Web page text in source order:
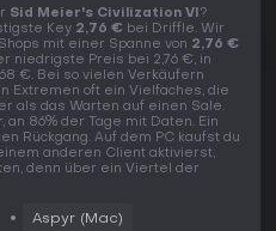
Sid Meier's Civilization VI?
Key 2,76 € bei Driffle. Wir
mit einer Spanne von 2,76 €
niedrigste Preis bei 2,76 €, in
€. Bei so vielen Verkäufern
Extremen oft ein Vielfaches, die
als das Warten auf einen Sale.
86% der Tage mit Daten. Ein
Rückgang. Auf dem PC kaufst du
anderen Client aktivierst,
denn über ein Viertel der
Aspyr (Mac)